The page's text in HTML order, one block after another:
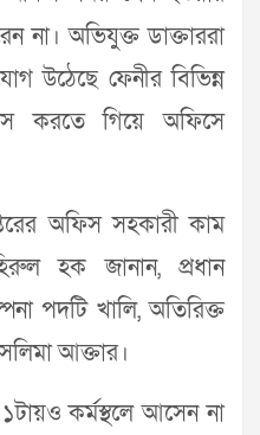
না। অভিযুক্ত ডাক্তাররা
উঠেছে ফেনীর বিভিন্ন
করতে গিয়ে অফিসে
অফিস সহকারী কাম
হক জানান, প্রধান
পদটি খালি, অতিরিক্ত
আক্তার।
কর্মস্থলে আসেন না